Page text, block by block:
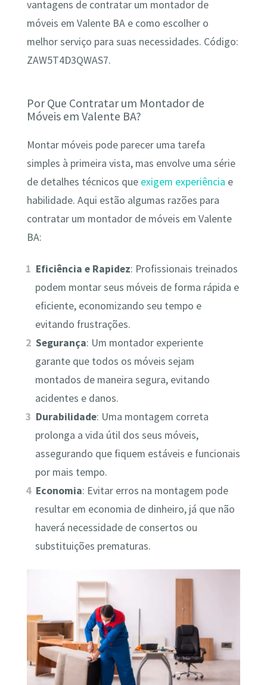
vantagens de contratar um montador de
móveis em Valente BA e como escolher o
melhor serviço para suas necessidades. Código:
ZAW5T4D3QWAS7.
Por Que Contratar um Montador de
Móveis em Valente BA?
Montar móveis pode parecer uma tarefa
simples à primeira vista, mas envolve uma série
de detalhes técnicos que exigem experiência e
habilidade. Aqui estão algumas razões para
contratar um montador de móveis em Valente
BA:
Eficiência e Rapidez: Profissionais treinados
podem montar seus móveis de forma rápida e
eficiente, economizando seu tempo e
evitando frustrações.
Segurança: Um montador experiente
garante que todos os móveis sejam
montados de maneira segura, evitando
acidentes e danos.
Durabilidade: Uma montagem correta
prolonga a vida útil dos seus móveis,
assegurando que fiquem estáveis e funcionais
por mais tempo.
Economia: Evitar erros na montagem pode
resultar em economia de dinheiro, já que não
haverá necessidade de consertos ou
substituições prematuras.